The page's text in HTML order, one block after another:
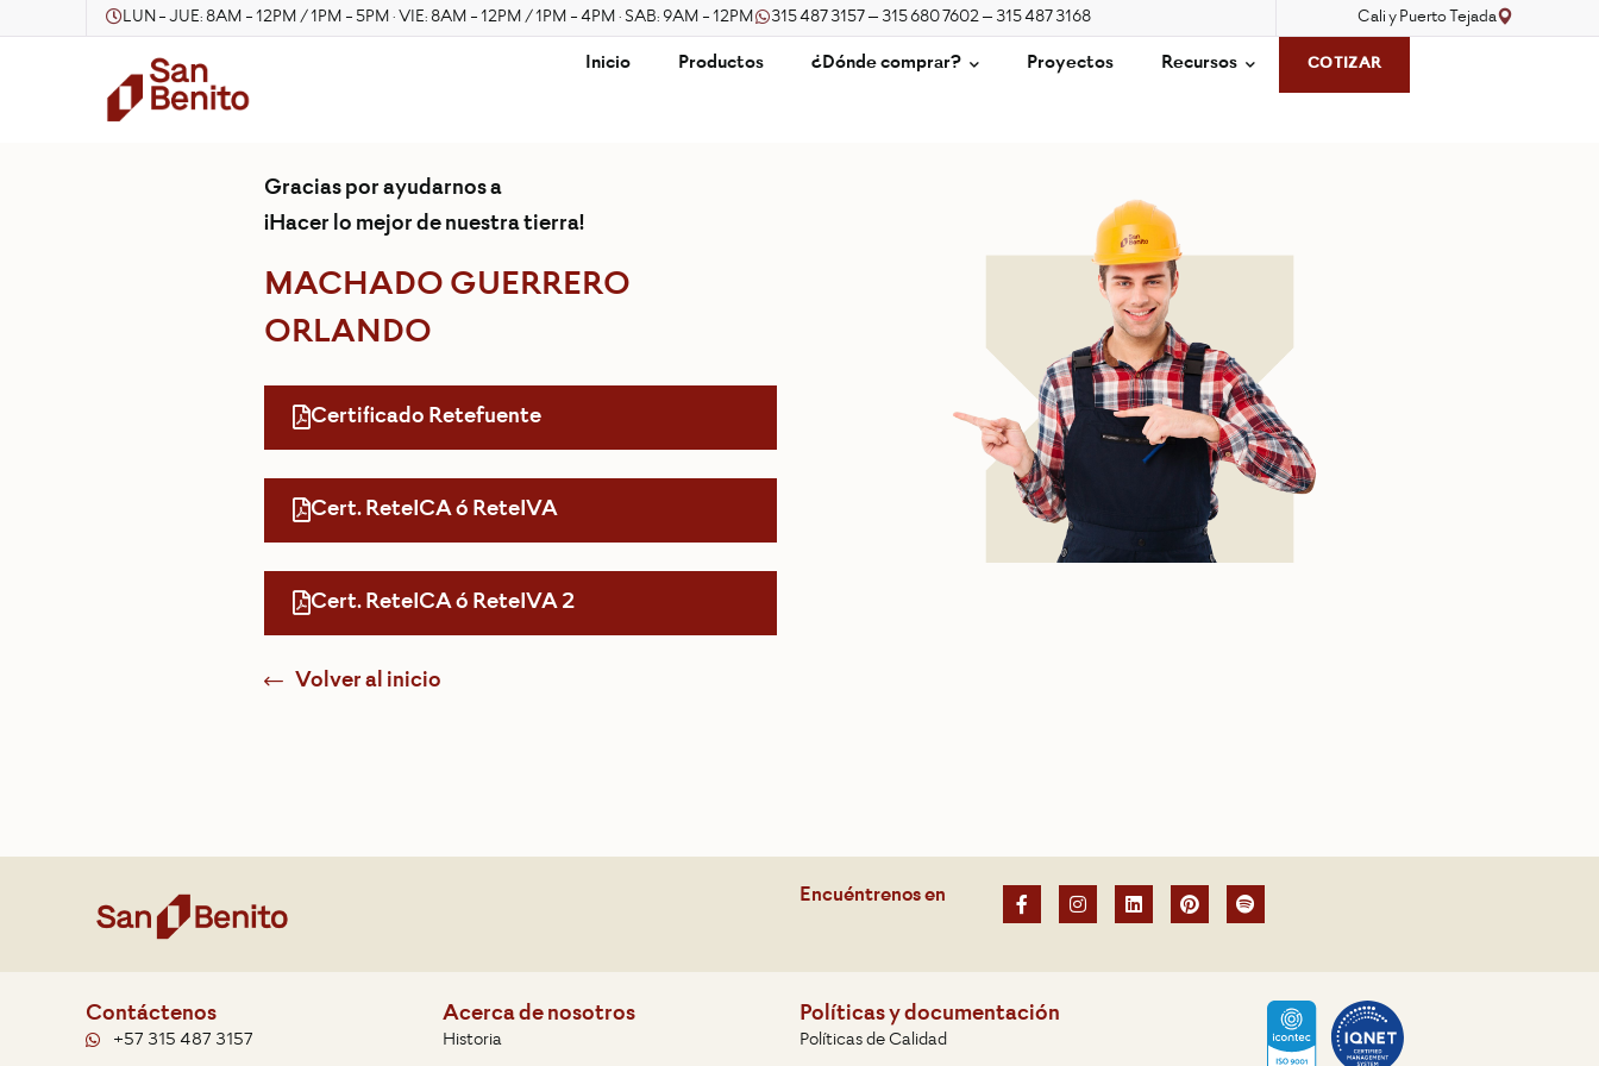
LUN - JUE: 8AM - 12PM / 1PM - 5PM · VIE: 8AM - 12PM / 1PM - 4PM · SAB: 9AM - 12PM 315 487 3157 – 315 680 7602 – 315 487 3168 Cali y Puerto Tejada
Inicio Productos ¿Dónde comprar? Proyectos Recursos COTIZAR
Gracias por ayudarnos a
¡Hacer lo mejor de nuestra tierra!
MACHADO GUERRERO
ORLANDO
Certificado Retefuente
Cert. ReteICA ó ReteIVA
Cert. ReteICA ó ReteIVA 2
Volver al inicio
Encuéntrenos en
Contáctenos
+57 315 487 3157
Acerca de nosotros
Historia
Políticas y documentación
Políticas de Calidad